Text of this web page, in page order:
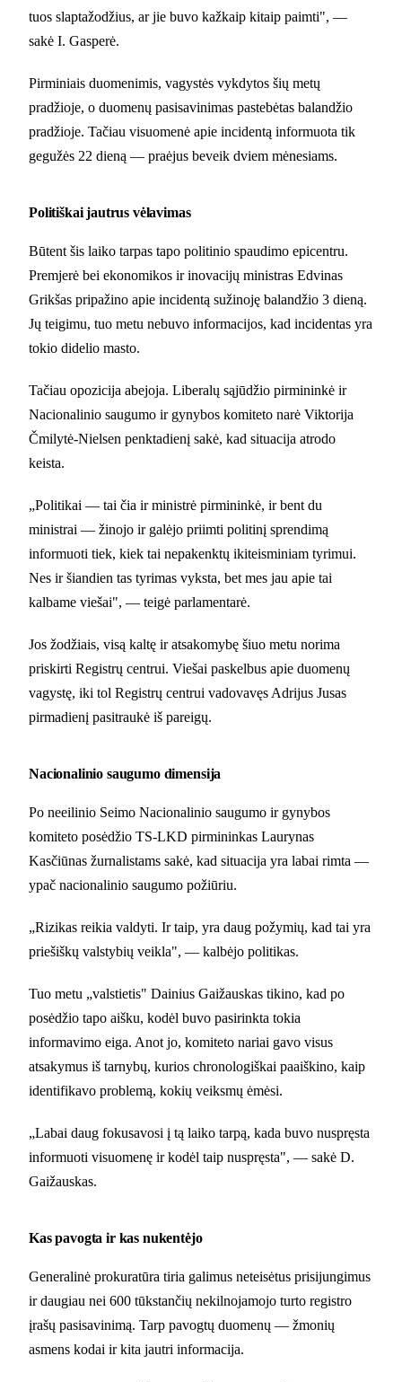
tuos slaptažodžius, ar jie buvo kažkaip kitaip paimti", —
sakė I. Gasperė.
Pirminiais duomenimis, vagystės vykdytos šių metų
pradžioje, o duomenų pasisavinimas pastebėtas balandžio
pradžioje. Tačiau visuomenė apie incidentą informuota tik
gegužės 22 dieną — praėjus beveik dviem mėnesiams.
Politiškai jautrus vėlavimas
Būtent šis laiko tarpas tapo politinio spaudimo epicentru.
Premjerė bei ekonomikos ir inovacijų ministras Edvinas
Grikšas pripažino apie incidentą sužinoję balandžio 3 dieną.
Jų teigimu, tuo metu nebuvo informacijos, kad incidentas yra
tokio didelio masto.
Tačiau opozicija abejoja. Liberalų sąjūdžio pirmininkė ir
Nacionalinio saugumo ir gynybos komiteto narė Viktorija
Čmilytė-Nielsen penktadienį sakė, kad situacija atrodo
keista.
„Politikai — tai čia ir ministrė pirmininkė, ir bent du
ministrai — žinojo ir galėjo priimti politinį sprendimą
informuoti tiek, kiek tai nepakenktų ikiteisminiam tyrimui.
Nes ir šiandien tas tyrimas vyksta, bet mes jau apie tai
kalbame viešai", — teigė parlamentarė.
Jos žodžiais, visą kaltę ir atsakomybę šiuo metu norima
priskirti Registrų centrui. Viešai paskelbus apie duomenų
vagystę, iki tol Registrų centrui vadovavęs Adrijus Jusas
pirmadienį pasitraukė iš pareigų.
Nacionalinio saugumo dimensija
Po neeilinio Seimo Nacionalinio saugumo ir gynybos
komiteto posėdžio TS-LKD pirmininkas Laurynas
Kasčiūnas žurnalistams sakė, kad situacija yra labai rimta —
ypač nacionalinio saugumo požiūriu.
„Rizikas reikia valdyti. Ir taip, yra daug požymių, kad tai yra
priešiškų valstybių veikla", — kalbėjo politikas.
Tuo metu „valstietis" Dainius Gaižauskas tikino, kad po
posėdžio tapo aišku, kodėl buvo pasirinkta tokia
informavimo eiga. Anot jo, komiteto nariai gavo visus
atsakymus iš tarnybų, kurios chronologiškai paaiškino, kaip
identifikavo problemą, kokių veiksmų ėmėsi.
„Labai daug fokusavosi į tą laiko tarpą, kada buvo nuspręsta
informuoti visuomenę ir kodėl taip nuspręsta", — sakė D.
Gaižauskas.
Kas pavogta ir kas nukentėjo
Generalinė prokuratūra tiria galimus neteisėtus prisijungimus
ir daugiau nei 600 tūkstančių nekilnojamojo turto registro
įrašų pasisavinimą. Tarp pavogtų duomenų — žmonių
asmens kodai ir kita jautri informacija.